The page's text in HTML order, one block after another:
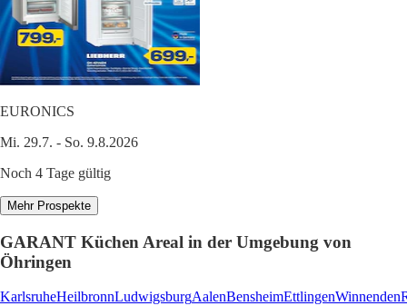
EURONICS
Mi. 29.7. - So. 9.8.2026
Noch 4 Tage gültig
Mehr Prospekte
GARANT Küchen Areal in der Umgebung von
Öhringen
KarlsruheHeilbronnLudwigsburgAalenBensheimEttlingenWinnenden